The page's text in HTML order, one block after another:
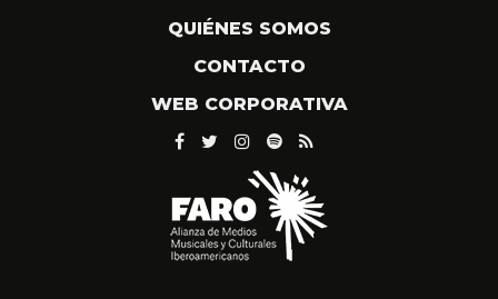
QUIÉNES SOMOS
CONTACTO
WEB CORPORATIVA